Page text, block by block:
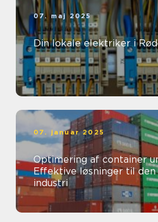
07. maj 2025
Din lokale elektriker i
07. januar 2025
Optimering af container
Effektive løsninger til den
industri